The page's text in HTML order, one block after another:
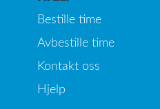
Bestille time
Avbestille time
Kontakt oss
Hjelp